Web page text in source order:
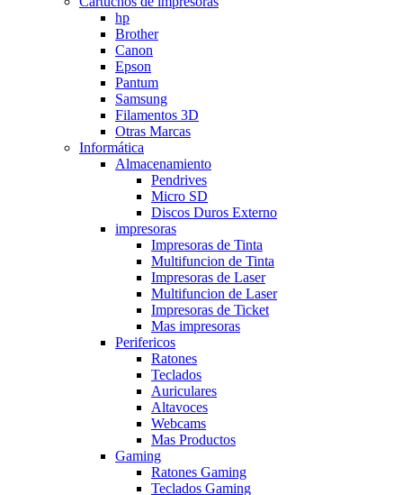
hp
Brother
Canon
Epson
Pantum
Samsung
Filamentos 3D
Otras Marcas
Informática
Almacenamiento
Pendrives
Micro SD
Discos Duros Externo
impresoras
Impresoras de Tinta
Multifuncion de Tinta
Impresoras de Laser
Multifuncion de Laser
Impresoras de Ticket
Mas impresoras
Perifericos
Ratones
Teclados
Auriculares
Altavoces
Webcams
Mas Productos
Gaming
Ratones Gaming
Teclados Gaming